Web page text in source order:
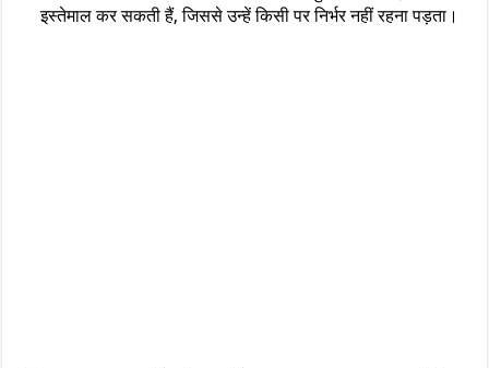
इस्तेमाल कर सकती हैं, जिससे उन्हें किसी पर निर्भर नहीं रहना पड़ता।